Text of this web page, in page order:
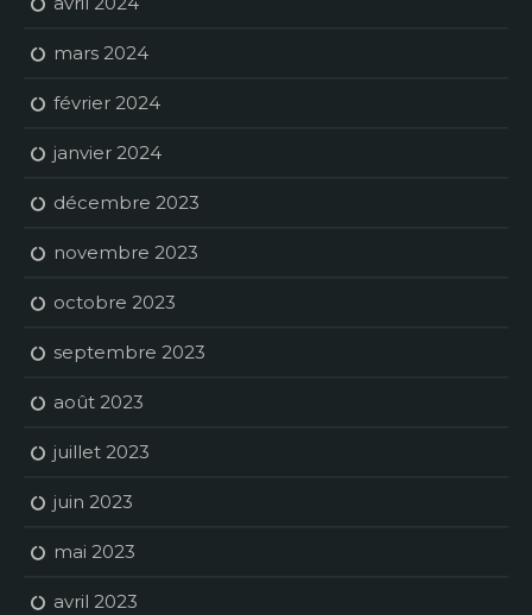
mars 2024
février 2024
janvier 2024
décembre 2023
novembre 2023
octobre 2023
septembre 2023
août 2023
juillet 2023
juin 2023
mai 2023
avril 2023